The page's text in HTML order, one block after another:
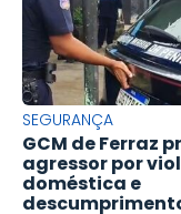
SEGURANÇA
GCM de Ferraz
agressor por
doméstica e